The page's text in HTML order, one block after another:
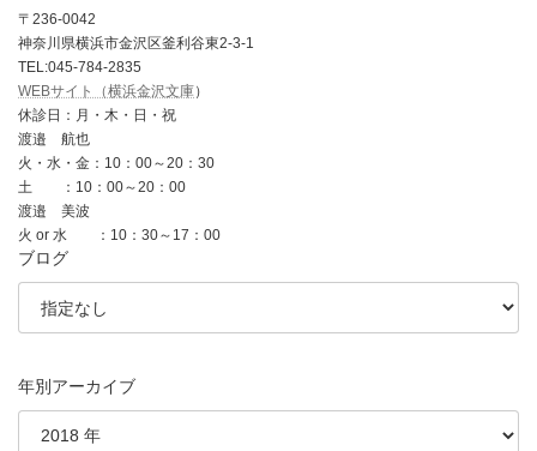
〒236-0042
神奈川県横浜市金沢区釜利谷東2-3-1
TEL:045-784-2835
WEBサイト（横浜金沢文庫）
休診日：月・木・日・祝
渡邉 航也
火・水・金：10：00～20：30
土 ：10：00～20：00
渡邉 美波
火 or 水 ：10：30～17：00
ブログ
年別アーカイブ